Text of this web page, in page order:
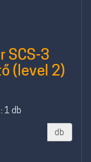
SCS-3
(level 2)
1 db
db